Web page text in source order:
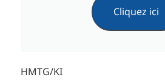
Cliquez ici
HMTG/KI